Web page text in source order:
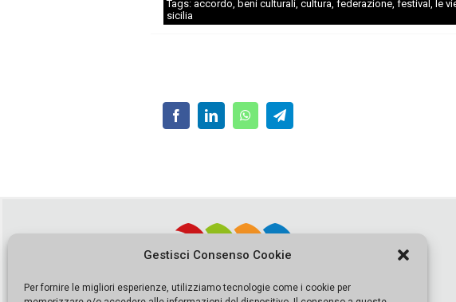
Gestisci Consenso Cookie
Per fornire le migliori esperienze, utilizziamo tecnologie come i cookie per
Tags:accordo beni culturali ,cultura ,federazione ,festival le
sicilia